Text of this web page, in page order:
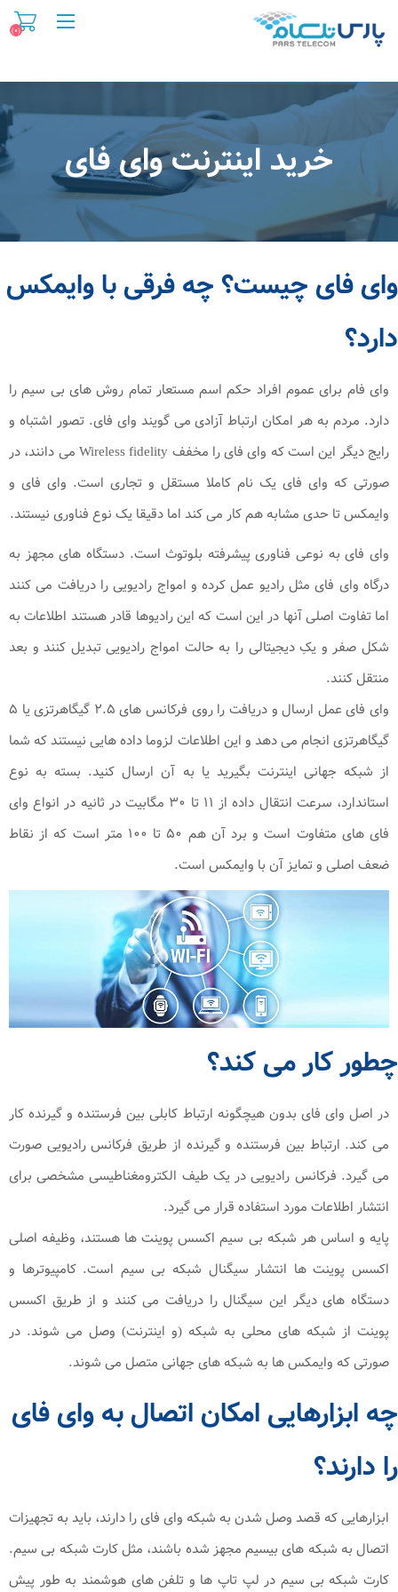
(۰)
خرید اینترنت وای فای
وای فای چیست؟ چه فرقی با وایمکس
دارد؟
وای فام برای عموم افراد حکم اسم مستعار تمام روش های بی سیم را
دارد. مردم به هر امکان ارتباط آزادی می گویند وای فای. تصور اشتباه و
رایج دیگر این است که وای فای را مخفف Wireless fidelity می دانند، در
صورتی که وای فای یک نام کاملا مستقل و تجاری است. وای فای و
وایمکس تا حدی مشابه هم کار می کند اما دقیقا یک نوع فناوری نیستند.
وای فای به نوعی فناوری پیشرفته بلوتوث است. دستگاه های مجهز به
درگاه وای فای مثل رادیو عمل کرده و امواج رادیویی را دریافت می کنند
اما تفاوت اصلی آنها در این است که این رادیوها قادر هستند اطلاعات به
شکل صفر و یکِ دیجیتالی را به حالت امواج رادیویی تبدیل کنند و بعد
منتقل کنند.
وای فای عمل ارسال و دریافت را روی فرکانس های ۲.۵ گیگاهرتزی یا ۵
گیگاهرتزی انجام می دهد و این اطلاعات لزوما داده هایی نیستند که شما
از شبکه جهانی اینترنت بگیرید یا به آن ارسال کنید. بسته به نوع
استاندارد، سرعت انتقال داده از ۱۱ تا ۳۰ مگابیت در ثانیه در انواع وای
فای های متفاوت است و برد آن هم ۵۰ تا ۱۰۰ متر است که از نقاط
ضعف اصلی و تمایز آن با وایمکس است.
چطور کار می کند؟
در اصل وای فای بدون هیچگونه ارتباط کابلی بین فرستنده و گیرنده کار
می کند. ارتباط بین فرستنده و گیرنده از طریق فرکانس رادیویی صورت
می گیرد. فرکانس رادیویی در یک طیف الکترومغناطیسی مشخصی برای
انتشار اطلاعات مورد استفاده قرار می گیرد.
پایه و اساس هر شبکه بی سیم اکسس پوینت ها هستند، وظیفه اصلی
اکسس پوینت ها انتشار سیگنال شبکه بی سیم است. کامپیوترها و
دستگاه های دیگر این سیگنال را دریافت می کنند و از طریق اکسس
پوینت از شبکه های محلی به شبکه (و اینترنت) وصل می شوند. در
صورتی که وایمکس ها به شبکه های جهانی متصل می شوند.
چه ابزارهایی امکان اتصال به وای فای
را دارند؟
ابزارهایی که قصد وصل شدن به شبکه وای فای را دارند، باید به تجهیزات
اتصال به شبکه های بیسیم مجهز شده باشند، مثل کارت شبکه بی سیم.
کارت شبکه بی سیم در لپ تاپ ها و تلفن های هوشمند به طور پیش